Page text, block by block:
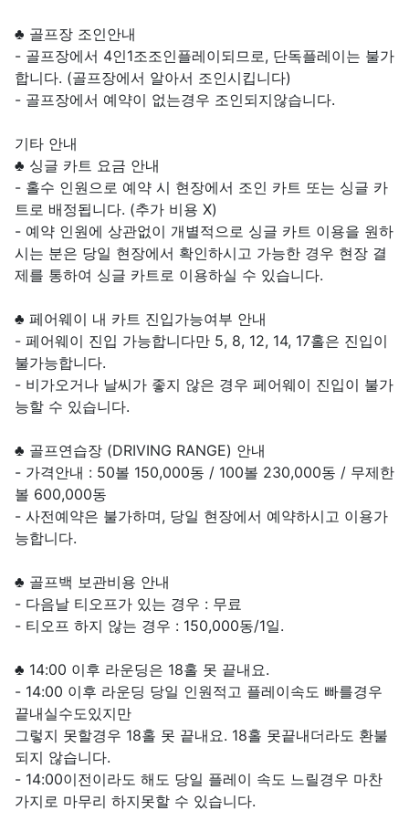
♣ 골프장 조인안내
- 골프장에서 4인1조조인플레이되므로, 단독플레이는 불가
합니다. (골프장에서 알아서 조인시킵니다)
- 골프장에서 예약이 없는경우 조인되지않습니다.
기타 안내
♣ 싱글 카트 요금 안내
- 홀수 인원으로 예약 시 현장에서 조인 카트 또는 싱글 카
트로 배정됩니다. (추가 비용 X)
- 예약 인원에 상관없이 개별적으로 싱글 카트 이용을 원하
시는 분은 당일 현장에서 확인하시고 가능한 경우 현장 결
제를 통하여 싱글 카트로 이용하실 수 있습니다.
♣ 페어웨이 내 카트 진입가능여부 안내
- 페어웨이 진입 가능합니다만 5, 8, 12, 14, 17홀은 진입이
불가능합니다.
- 비가오거나 날씨가 좋지 않은 경우 페어웨이 진입이 불가
능할 수 있습니다.
♣ 골프연습장 (DRIVING RANGE) 안내
- 가격안내 : 50볼 150,000동 / 100볼 230,000동 / 무제한
볼 600,000동
- 사전예약은 불가하며, 당일 현장에서 예약하시고 이용가
능합니다.
♣ 골프백 보관비용 안내
- 다음날 티오프가 있는 경우 : 무료
- 티오프 하지 않는 경우 : 150,000동/1일.
♣ 14:00 이후 라운딩은 18홀 못 끝내요.
- 14:00 이후 라운딩 당일 인원적고 플레이속도 빠를경우
끝내실수도있지만
그렇지 못할경우 18홀 못 끝내요. 18홀 못끝내더라도 환불
되지 않습니다.
- 14:00이전이라도 해도 당일 플레이 속도 느릴경우 마찬
가지로 마무리 하지못할 수 있습니다.